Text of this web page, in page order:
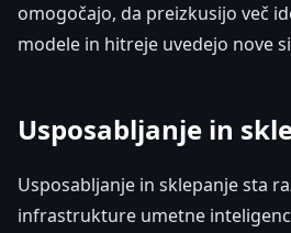
omogočajo, da preizkusijo več
modele in hitreje uvedejo nove
Usposabljanje in
Usposabljanje in sklepanje sta
infrastrukture umetne